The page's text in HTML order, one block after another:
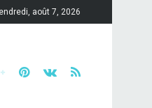
août 7, 2026